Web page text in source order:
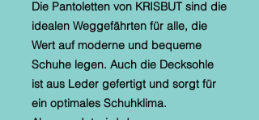
Die Pantoletten von KRISBUT sind die
idealen Weggefährten für alle, die
Wert auf moderne und bequeme
Schuhe legen. Auch die Decksohle
ist aus Leder gefertigt und sorgt für
ein optimales Schuhklima.